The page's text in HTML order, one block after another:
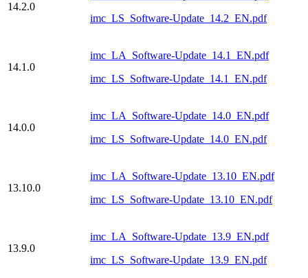
14.2.0
imc_LS_Software-Update_14.2_EN.pdf
14.1.0
imc_LA_Software-Update_14.1_EN.pdf
imc_LS_Software-Update_14.1_EN.pdf
14.0.0
imc_LA_Software-Update_14.0_EN.pdf
imc_LS_Software-Update_14.0_EN.pdf
13.10.0
imc_LA_Software-Update_13.10_EN.pdf
imc_LS_Software-Update_13.10_EN.pdf
13.9.0
imc_LA_Software-Update_13.9_EN.pdf
imc_LS_Software-Update_13.9_EN.pdf